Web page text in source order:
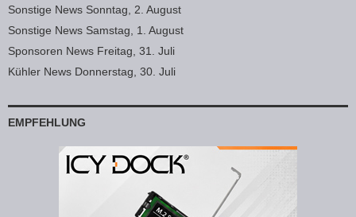
Sonstige News Sonntag, 2. August
Sonstige News Samstag, 1. August
Sponsoren News Freitag, 31. Juli
Kühler News Donnerstag, 30. Juli
EMPFEHLUNG